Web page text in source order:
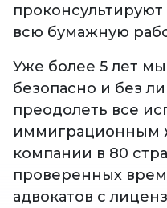
всю бумажную
Уже более 5 лет
безопасно и без
преодолеть все
иммиграционным
компании в 80
проверенных
адвокатов с